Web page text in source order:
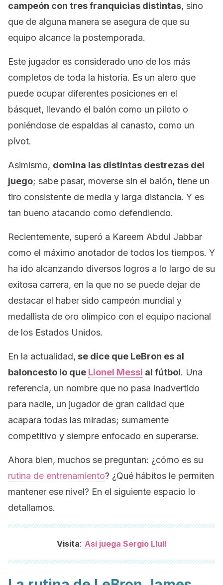
campeón con tres franquicias distintas, sino
que de alguna manera se asegura de que su
equipo alcance la postemporada.
Este jugador es considerado uno de los más
completos de toda la historia. Es un alero que
puede ocupar diferentes posiciones en el
básquet, llevando el balón como un piloto o
poniéndose de espaldas al canasto, como un
pívot.
Asimismo, domina las distintas destrezas del
juego; sabe pasar, moverse sin el balón, tiene un
tiro consistente de media y larga distancia. Y es
tan bueno atacando como defendiendo.
Recientemente, superó a Kareem Abdul Jabbar
como el máximo anotador de todos los tiempos. Y
ha ido alcanzando diversos logros a lo largo de su
exitosa carrera, en la que no se puede dejar de
destacar el haber sido campeón mundial y
medallista de oro olímpico con el equipo nacional
de los Estados Unidos.
En la actualidad, se dice que LeBron es al
baloncesto lo que Lionel Messi al fútbol. Una
referencia, un nombre que no pasa inadvertido
para nadie, un jugador de gran calidad que
acapara todas las miradas; sumamente
competitivo y siempre enfocado en superarse.
Ahora bien, muchos se preguntan: ¿cómo es su
rutina de entrenamiento? ¿Qué hábitos le permiten
mantener ese nivel? En el siguiente espacio lo
detallamos.
Visita: Así juega Sergio Llull